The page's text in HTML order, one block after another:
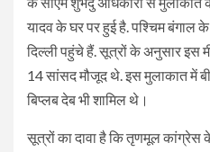
यादव के घर पर हुई है. पश्चिम बंगाल
दिल्ली पहुंचे हैं. सूत्रों के अनुसार इस
14 सांसद मौजूद थे. इस मुलाकात में
बिप्लब देब भी शामिल थे।
सूत्रों का दावा है कि तृणमूल कांग्रेस